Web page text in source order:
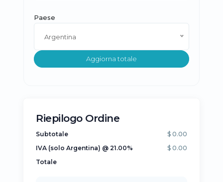
Paese
Argentina
Aggiorna totale
Riepilogo Ordine
Subtotale
$ 0.00
IVA (solo Argentina) @ 21.00%
$ 0.00
Totale